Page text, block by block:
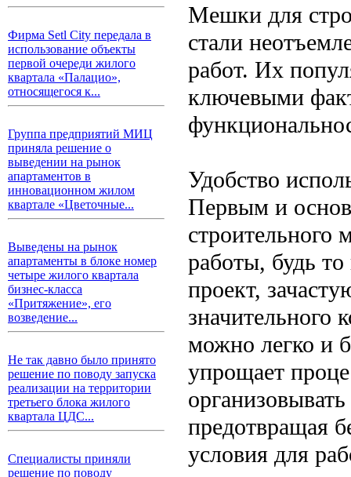
Фирма Setl City передала в
использование объекты
первой очереди жилого
квартала «Палацио»,
относящегося к...
Группа предприятий МИЦ
приняла решение о
выведении на рынок
апартаментов в
инновационном жилом
квартале «Цветочные...
Выведены на рынок
апартаменты в блоке номер
четыре жилого квартала
бизнес-класса
«Притяжение», его
возведение...
Не так давно было принято
решение по поводу запуска
реализации на территории
третьего блока жилого
квартала ЦДС...
Специалисты приняли
решение по поводу
Мешки для
стали
работ. Их
ключевыми
Удобство
Первым и
строительного
работы, будь
проект,
значительного
можно легко и
упрощает
предотвращая
условия для